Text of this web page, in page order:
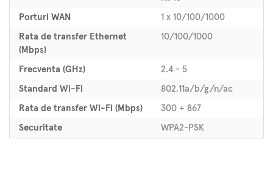
Porturi WAN 1 x 10/100/1000
Rata de transfer Ethernet
(Mbps)
10/100/1000
Frecventa (GHz) 2.4 - 5
Standard Wi-Fi 802.11a/b/g/n/ac
Rata de transfer Wi-Fi (Mbps) 300 + 867
Securitate WPA2-PSK